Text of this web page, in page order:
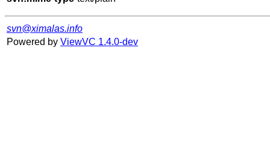
svn@ximalas.info
Powered by ViewVC 1.4.0-dev